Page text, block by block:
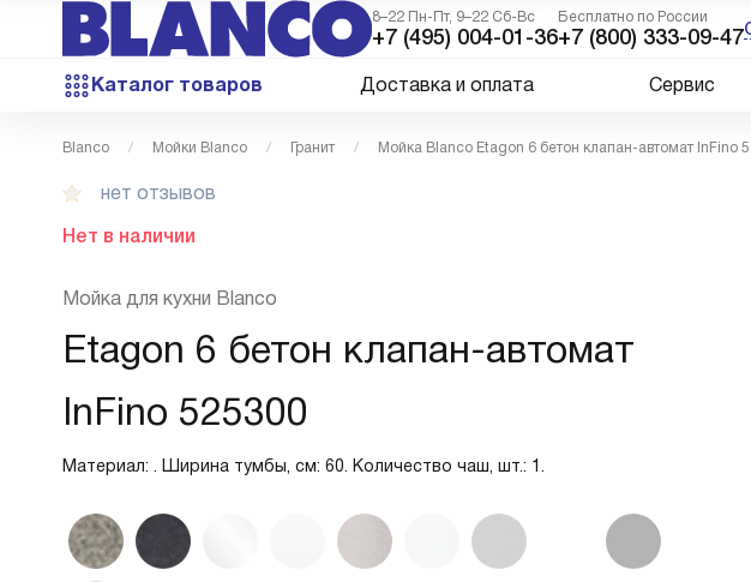
8–22 Пн-Пт, 9–22 Сб-Вс
+7 (495) 004-01-36
Бесплатно по России
+7 (800) 333-09-47
Каталог товаров Доставка и оплата Сервис
Blanco Мойки Blanco Гранит Мойка Blanco Etagon 6 бетон клапан-автомат InFino
нет отзывов
Нет в наличии
Мойка для кухни Blanco
Etagon 6 бетон клапан-автомат
InFino 525300
Материал: . Ширина тумбы, см: 60. Количество чаш, шт.: 1.